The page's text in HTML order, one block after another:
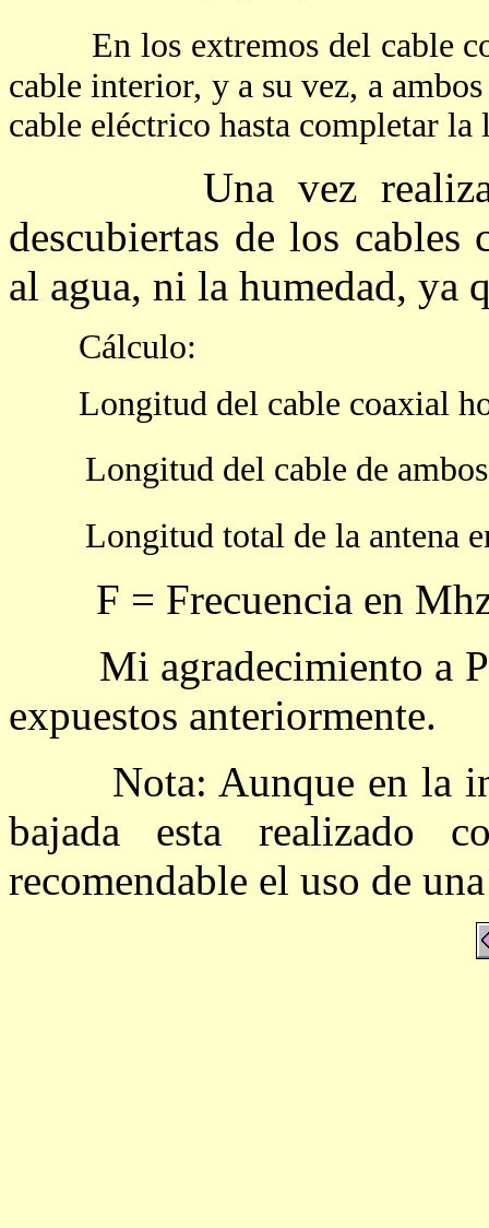
En los extremos del cable
cable interior, y a su vez, a
cable eléctrico hasta completar
Una vez realizada
descubiertas de los
al agua, ni la humedad, ya
Cálculo:
Longitud del cable coaxial
Longitud del cable de
Longitud total de la antena
F = Frecuencia en
Mi agradecimiento a
expuestos anteriormente.
Nota: Aunque en la
bajada esta realizado
recomendable el uso de